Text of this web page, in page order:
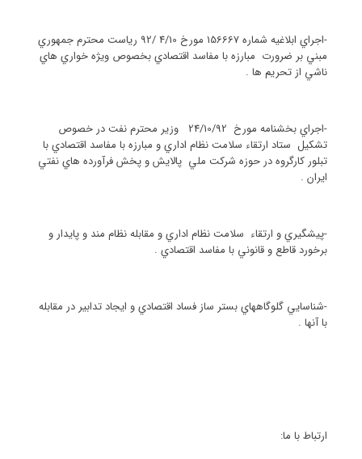
-اجراي ابلاغيه شماره 156667 مورخ 4/10 /92 رياست محترم جمهوري
مبني بر ضرورت مبارزه با مفاسد اقتصادي بخصوص ويژه خواري هاي
ناشي از تحريم ها .
-اجراي بخشنامه مورخ 24/10/92 وزير محترم نفت در خصوص
تشكيل ستاد ارتقاء سلامت نظام اداري و مبارزه با مفاسد اقتصادي با
تبلور كارگروه در حوزه شركت ملي پالايش و پخش فرآورده هاي نفتي
ايران .
-پيشگيري و ارتقاء سلامت نظام اداري و مقابله نظام مند و پايدار و
برخورد قاطع و قانوني با مفاسد اقتصادي .
-شناسايي گلوگاههاي بستر ساز فساد اقتصادي و ايجاد تدابير در مقابله
با آنها .
ارتباط با ما: